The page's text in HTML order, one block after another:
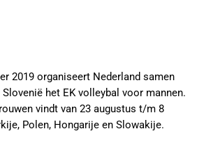
2019 organiseert Nederland samen
het EK volleybal voor mannen.
vindt van 23 augustus t/m 8
Polen, Hongarije en Slowakije.